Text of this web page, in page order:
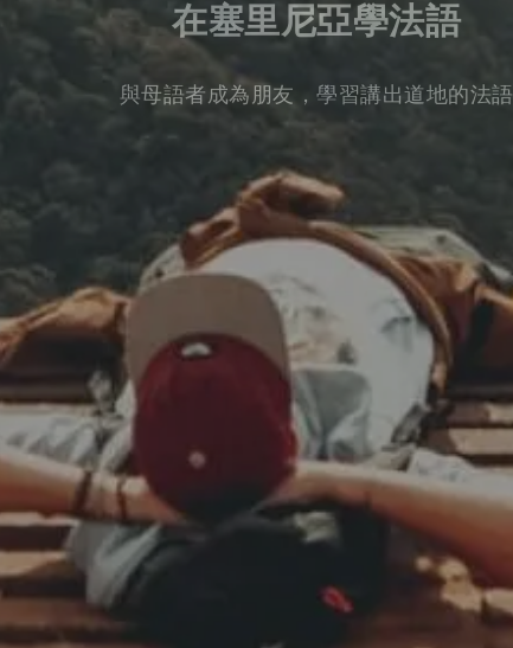
在塞里尼亞學法語
與母語者成為朋友，學習講出道地的法語